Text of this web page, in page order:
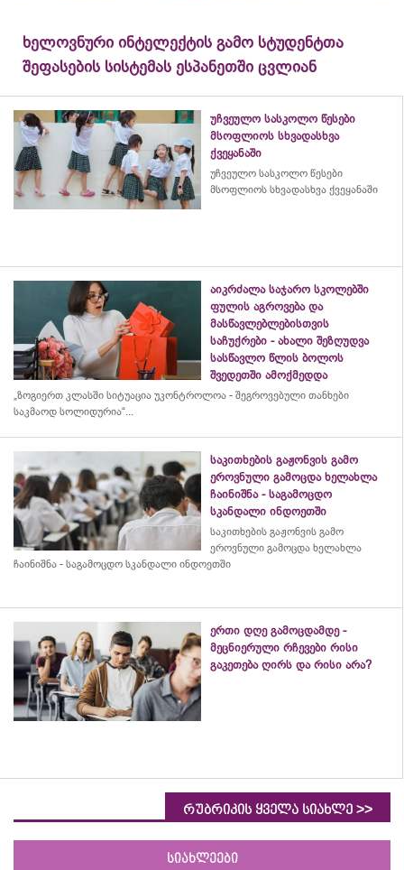
ხელოვნური ინტელექტის გამო სტუდენტთა
შეფასების სისტემას ესპანეთში ცვლიან
უჩვეულო სასკოლო წესები
მსოფლიოს სხვადასხვა
ქვეყანაში
უჩვეულო სასკოლო წესები
მსოფლიოს სხვადასხვა ქვეყანაში
აიკრძალა საჯარო სკოლებში
ფულის აგროვება და
მასწავლებლებისთვის
საჩუქრები - ახალი შეზღუდვა
სასწავლო წლის ბოლოს
შვედეთში ამოქმედდა
„ზოგიერთ კლასში სიტუაცია უკონტროლოა - შეგროვებული თანხები
საკმაოდ სოლიდურია“...
საკითხების გაჟონვის გამო
ეროვნული გამოცდა ხელახლა
ჩაინიშნა - საგამოცდო
სკანდალი ინდოეთში
საკითხების გაჟონვის გამო
ეროვნული გამოცდა ხელახლა
ჩაინიშნა - საგამოცდო სკანდალი ინდოეთში
ერთი დღე გამოცდამდე -
მეცნიერული რჩევები რისი
გაკეთება ღირს და რისი არა?
რუბრიკის ყველა სიახლე >>
სიახლეები